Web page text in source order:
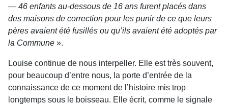
— 46 enfants au-dessous de 16 ans furent placés dans
des maisons de correction pour les punir de ce que leurs
pères avaient été fusillés ou qu’ils avaient été adoptés par
la Commune ».
Louise continue de nous interpeller. Elle est très souvent,
pour beaucoup d’entre nous, la porte d’entrée de la
connaissance de ce moment de l’histoire mis trop
longtemps sous le boisseau. Elle écrit, comme le signale